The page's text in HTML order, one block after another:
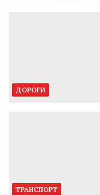
ДОРОГИ
ТРАНСПОРТ